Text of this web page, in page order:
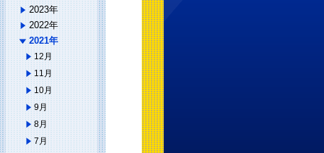
2023年
2022年
2021年
12月
11月
10月
9月
8月
7月